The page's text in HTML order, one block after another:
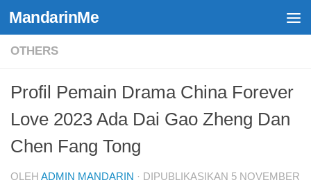
Skip to content
MandarinMe
OTHERS
Profil Pemain Drama China Forever
Love 2023 Ada Dai Gao Zheng Dan
Chen Fang Tong
OLEH ADMIN MANDARIN · DIPUBLIKASIKAN 5 NOVEMBER